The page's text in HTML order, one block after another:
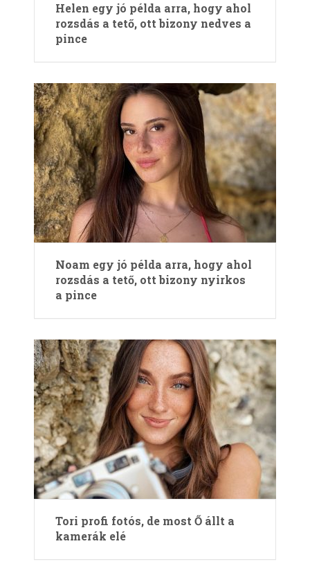
Helen egy jó példa arra, hogy ahol
rozsdás a tető, ott bizony nedves a
pince
Noam egy jó példa arra, hogy ahol
rozsdás a tető, ott bizony nyirkos
a pince
Tori profi fotós, de most Ő állt a
kamerák elé